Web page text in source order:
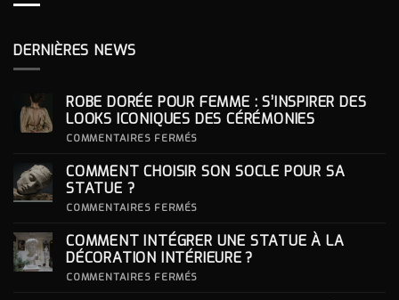
DERNIÈRES NEWS
ROBE DORÉE POUR FEMME : S’INSPIRER DES
LOOKS ICONIQUES DES CÉRÉMONIES
COMMENTAIRES FERMÉS
POUR
ICONIQUES
DES
CÉRÉMONIES
COMMENT CHOISIR SON SOCLE POUR SA
STATUE ?
COMMENTAIRES FERMÉS
SON
SOCLE
POUR
COMMENT INTÉGRER UNE STATUE À LA
DÉCORATION INTÉRIEURE ?
COMMENTAIRES FERMÉS